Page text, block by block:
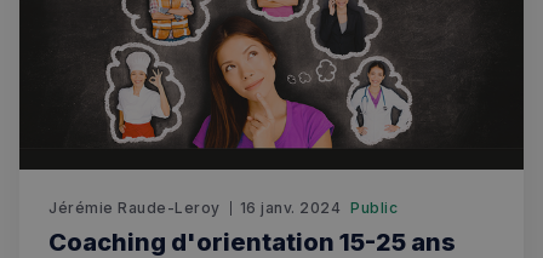
Jérémie Raude-Leroy 16 janv. 2024 Public
Coaching d'orientation 15-25 ans